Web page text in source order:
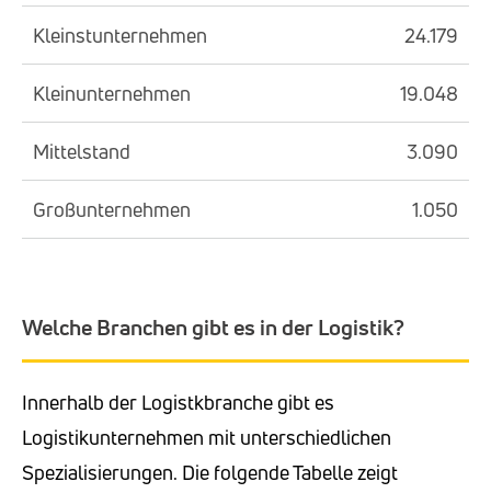
Kleinstunternehmen 24.179
Kleinunternehmen 19.048
Mittelstand 3.090
Großunternehmen 1.050
Welche Branchen gibt es in der Logistik?
Innerhalb der Logistkbranche gibt es
Logistikunternehmen mit unterschiedlichen
Spezialisierungen. Die folgende Tabelle zeigt